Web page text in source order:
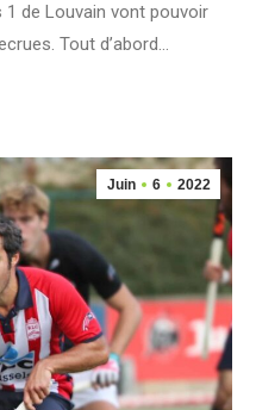
1 de Louvain vont pouvoir
Tout d’abord…
Juin 6 2022